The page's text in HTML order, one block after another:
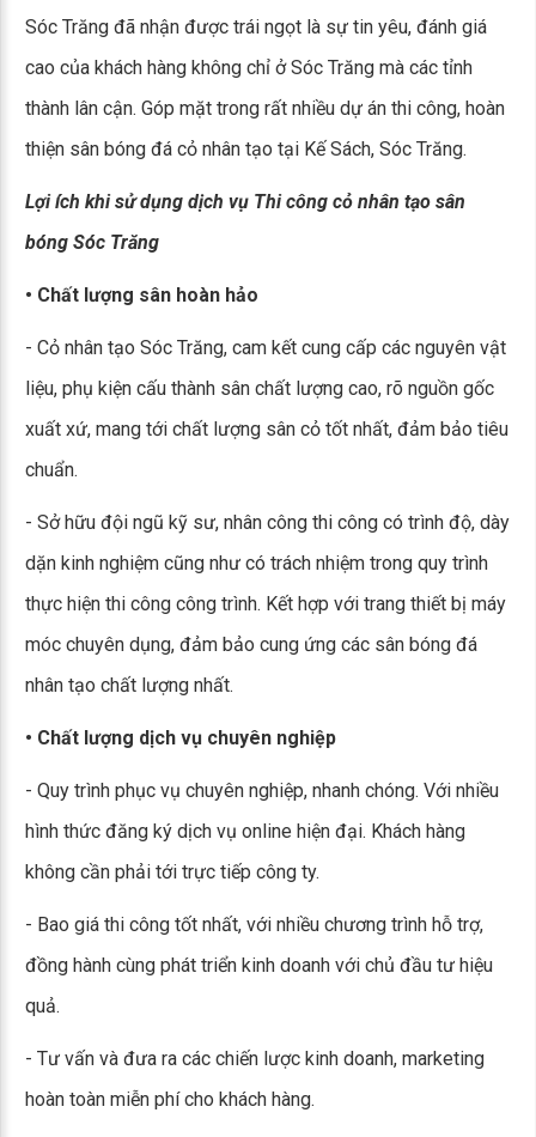
Sóc Trăng đã nhận được trái ngọt là sự tin yêu, đánh giá
cao của khách hàng không chỉ ở Sóc Trăng mà các tỉnh
thành lân cận. Góp mặt trong rất nhiều dự án thi công, hoàn
thiện sân bóng đá cỏ nhân tạo tại Kế Sách, Sóc Trăng.
Lợi ích khi sử dụng dịch vụ Thi công cỏ nhân tạo sân
bóng Sóc Trăng
• Chất lượng sân hoàn hảo
- Cỏ nhân tạo Sóc Trăng, cam kết cung cấp các nguyên vật
liệu, phụ kiện cấu thành sân chất lượng cao, rõ nguồn gốc
xuất xứ, mang tới chất lượng sân cỏ tốt nhất, đảm bảo tiêu
chuẩn.
- Sở hữu đội ngũ kỹ sư, nhân công thi công có trình độ, dày
dặn kinh nghiệm cũng như có trách nhiệm trong quy trình
thực hiện thi công công trình. Kết hợp với trang thiết bị máy
móc chuyên dụng, đảm bảo cung ứng các sân bóng đá
nhân tạo chất lượng nhất.
• Chất lượng dịch vụ chuyên nghiệp
- Quy trình phục vụ chuyên nghiệp, nhanh chóng. Với nhiều
hình thức đăng ký dịch vụ online hiện đại. Khách hàng
không cần phải tới trực tiếp công ty.
- Bao giá thi công tốt nhất, với nhiều chương trình hỗ trợ,
đồng hành cùng phát triển kinh doanh với chủ đầu tư hiệu
quả.
- Tư vấn và đưa ra các chiến lược kinh doanh, marketing
hoàn toàn miễn phí cho khách hàng.